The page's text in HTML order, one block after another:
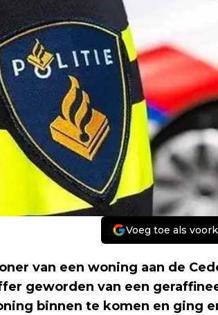
Voeg toe als
van een woning aan de
geworden van een
binnen te komen en ging